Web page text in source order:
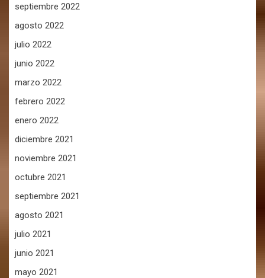
septiembre 2022
agosto 2022
julio 2022
junio 2022
marzo 2022
febrero 2022
enero 2022
diciembre 2021
noviembre 2021
octubre 2021
septiembre 2021
agosto 2021
julio 2021
junio 2021
mayo 2021